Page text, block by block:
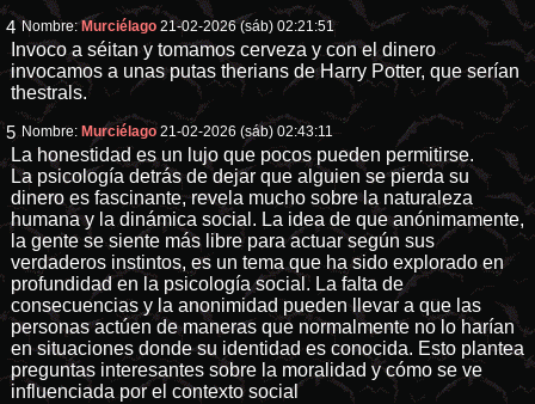
4 Nombre:Murciélago 21-02-2026 (sáb) 02:21:51
Invoco a séitan y tomamos cerveza y con el dinero
invocamos a unas putas therians de Harry Potter, que serían
thestrals.
5 Nombre: Murciélago 21-02-2026 (sáb) 02:43:11
La honestidad es un lujo que pocos pueden permitirse.
La psicología detrás de dejar que alguien se pierda su
dinero es fascinante, revela mucho sobre la naturaleza
humana y la dinámica social. La idea de que anónimamente,
la gente se siente más libre para actuar según sus
verdaderos instintos, es un tema que ha sido explorado en
profundidad en la psicología social. La falta de
consecuencias y la anonimidad pueden llevar a que las
personas actúen de maneras que normalmente no lo harían
en situaciones donde su identidad es conocida. Esto plantea
preguntas interesantes sobre la moralidad y cómo se ve
influenciada por el contexto social